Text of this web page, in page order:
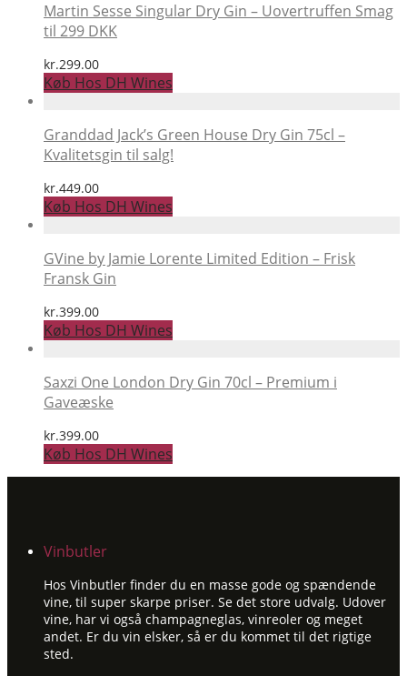
Martin Sesse Singular Dry Gin – Uovertruffen Smag
til 299 DKK
kr.299.00
Køb Hos DH Wines
Granddad Jack’s Green House Dry Gin 75cl –
Kvalitetsgin til salg!
kr.449.00
Køb Hos DH Wines
GVine by Jamie Lorente Limited Edition – Frisk
Fransk Gin
kr.399.00
Køb Hos DH Wines
Saxzi One London Dry Gin 70cl – Premium i
Gaveæske
kr.399.00
Køb Hos DH Wines
Vinbutler
Hos Vinbutler finder du en masse gode og spændende
vine, til super skarpe priser. Se det store udvalg. Udover
vine, har vi også champagneglas, vinreoler og meget
andet. Er du vin elsker, så er du kommet til det rigtige
sted.